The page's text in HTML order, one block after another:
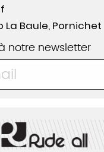
La Baule, Pornichet
notre newsletter